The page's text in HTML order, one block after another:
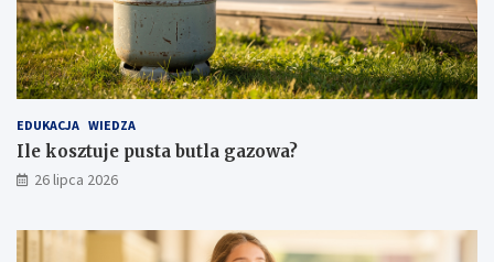
EDUKACJA WIEDZA
Ile kosztuje pusta butla gazowa?
26 lipca 2026